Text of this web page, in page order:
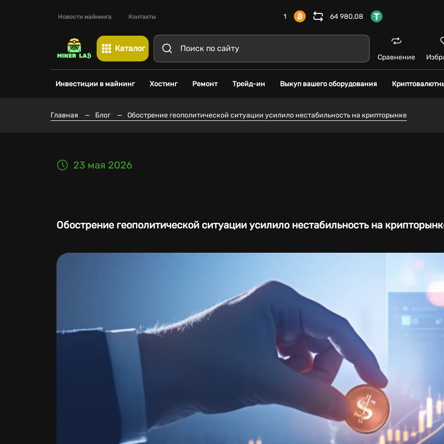
Новости майнинга Контакты 1 64 980,08
Каталог
Сравнение
Инвестиции в майнинг Хостинг Ремонт Трейд-ин Выкуп вашего оборудования
Главная — Блог — Обострение геополитической ситуации усилило нестабильность на крипторынке
23 мая 2026
Обострение геополитической ситуации усилило нестабильность на